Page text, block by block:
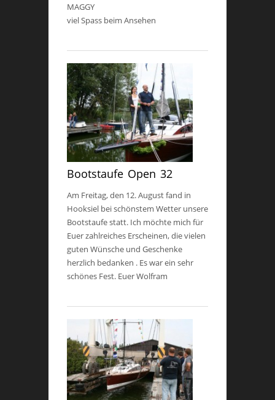
MAGGY
viel Spass beim Ansehen
Bootstaufe Open 32
Am Freitag, den 12. August fand in
Hooksiel bei schönstem Wetter unsere
Bootstaufe statt. Ich möchte mich für
Euer zahlreiches Erscheinen, die vielen
guten Wünsche und Geschenke
herzlich bedanken . Es war ein sehr
schönes Fest. Euer Wolfram